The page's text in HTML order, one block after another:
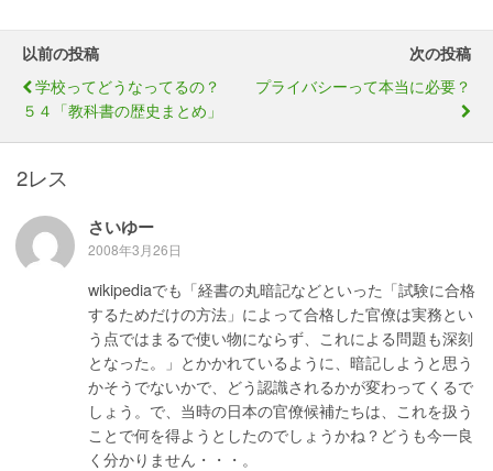
e
b
o
o
k
er e
以前の投稿
学校ってどうなってるの？
５４「教科書の歴史まとめ」
次の投稿
プライバシーって本当に必要？
2レス
さいゆー
2008年3月26日
wikipediaでも「経書の丸暗記などといった「試験に合格
するためだけの方法」によって合格した官僚は実務とい
う点ではまるで使い物にならず、これによる問題も深刻
となった。」とかかれているように、暗記しようと思う
かそうでないかで、どう認識されるかが変わってくるで
しょう。で、当時の日本の官僚候補たちは、これを扱う
ことで何を得ようとしたのでしょうかね？どうも今一良
く分かりません・・・。